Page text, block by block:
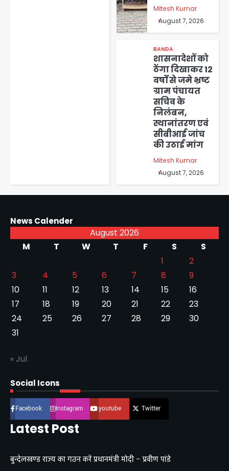
Mitesh Kumar
August 7, 2026
BANDA
शासनादेशों को
ठेंगा दिखाकर 12
वर्षों से जमे भ्रष्ट
ग्राम पंचायत
सचिव के
निलंबन,
स्थानांतरण एवं
सीबीआई जांच
की उठाई मांग
Mitesh Kumar
August 7, 2026
News Calender
August 2026
M
T W T F S
S
1
2
3
4 5 6 7 8
9
10
11 12 13 14 15
16
17
18 19 20 21 22
23
24
25 26 27 28 29
30
31
« Jul
Social Icons
Facebook Instagram youtube Twitter
Latest Post
बुन्देलखण्ड राज्य का गठन करें प्रधानमंत्री मोदी – प्रवीण पांडे